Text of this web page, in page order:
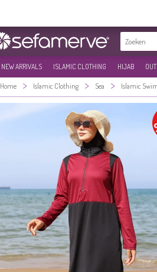
NEW ARRIVALS ISLAMIC CLOTHING HIJAB
Home > Islamic Clothing > Sea > Islamic